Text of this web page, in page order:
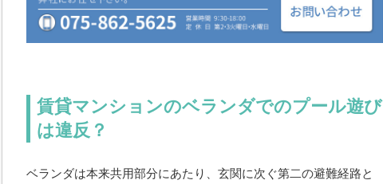
賃貸マンションのベランダでのプール遊び
は違反？
ベランダは本来共用部分にあたり、玄関に次ぐ第二の避難経路と